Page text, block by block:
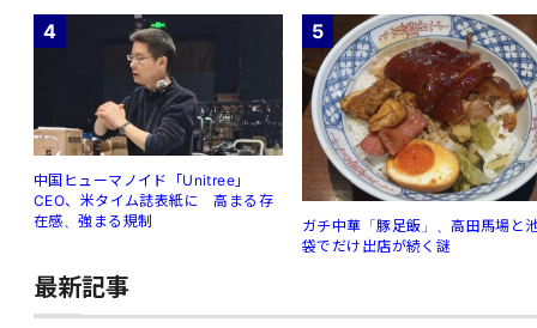
4
中国ヒューマノイド「Unitree」
CEO、米タイム誌表紙に 高まる存
在感、強まる規制
5
ガチ中華「豚足飯」、高田馬場と
袋でだけ出店が続く謎
最新記事